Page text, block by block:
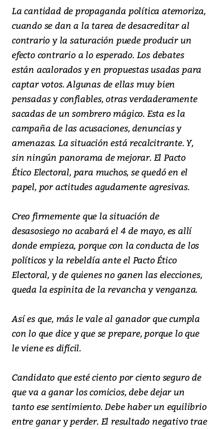
La cantidad de propaganda política atemoriza,
cuando se dan a la tarea de desacreditar al
contrario y la saturación puede producir un
efecto contrario a lo esperado. Los debates
están acalorados y en propuestas usadas para
captar votos. Algunas de ellas muy bien
pensadas y confiables, otras verdaderamente
sacadas de un sombrero mágico. Esta es la
campaña de las acusaciones, denuncias y
amenazas. La situación está recalcitrante. Y,
sin ningún panorama de mejorar. El Pacto
Ético Electoral, para muchos, se quedó en el
papel, por actitudes agudamente agresivas.
Creo firmemente que la situación de
desasosiego no acabará el 4 de mayo, es allí
donde empieza, porque con la conducta de los
políticos y la rebeldía ante el Pacto Ético
Electoral, y de quienes no ganen las elecciones,
queda la espinita de la revancha y venganza.
Así es que, más le vale al ganador que cumpla
con lo que dice y que se prepare, porque lo que
le viene es difícil.
Candidato que esté ciento por ciento seguro de
que va a ganar los comicios, debe dejar un
tanto ese sentimiento. Debe haber un equilibrio
entre ganar y perder. El resultado negativo trae